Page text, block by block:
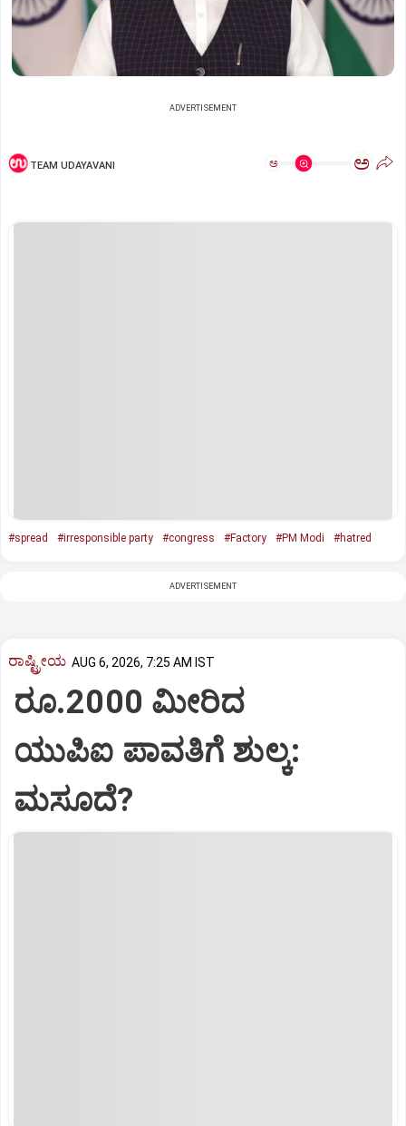
ADVERTISEMENT
TEAM UDAYAVANI ಅ ಅ
#spread #irresponsible party #congress #Factory #PM Modi #hatred
ADVERTISEMENT
ರಾಷ್ಟ್ರೀಯ AUG 6, 2026, 7:25 AM IST
ರೂ.2000 ಮೀರಿದ
ಯುಪಿಐ ಪಾವತಿಗೆ ಶುಲ್ಕ:
ಮಸೂದೆ?